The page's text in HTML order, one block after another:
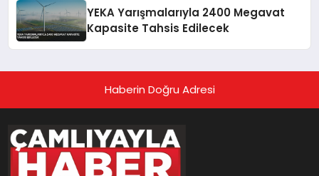
YEKA Yarışmalarıyla 2400 Megavat
Kapasite Tahsis Edilecek
Haberin Doğru Adresi